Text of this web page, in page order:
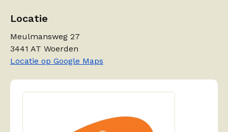
Locatie
Meulmansweg 27
3441 AT Woerden
Locatie op Google Maps